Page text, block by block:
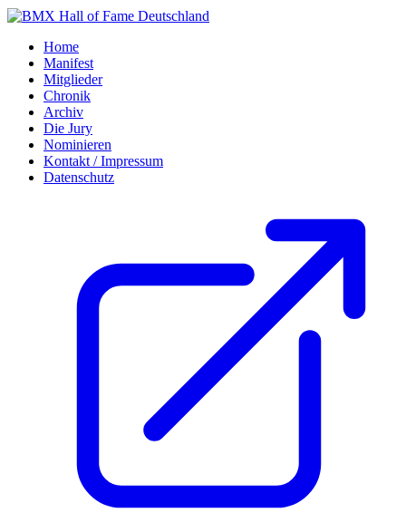
Home
Manifest
Mitglieder
Chronik
Archiv
Die Jury
Nominieren
Kontakt / Impressum
Datenschutz